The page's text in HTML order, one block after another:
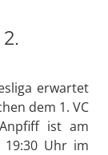
erwartet
dem 1. VC
ist am
Uhr im